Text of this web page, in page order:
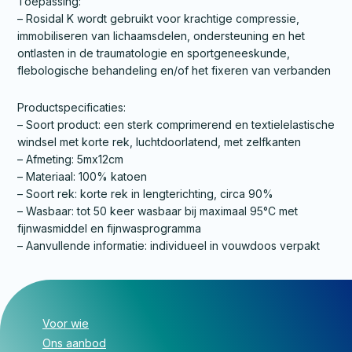
– Rosidal K wordt gebruikt voor krachtige compressie,
immobiliseren van lichaamsdelen, ondersteuning en het
ontlasten in de traumatologie en sportgeneeskunde,
flebologische behandeling en/of het fixeren van verbanden
Productspecificaties:
– Soort product: een sterk comprimerend en textielelastische
windsel met korte rek, luchtdoorlatend, met zelfkanten
– Afmeting: 5mx12cm
– Materiaal: 100% katoen
– Soort rek: korte rek in lengterichting, circa 90%
– Wasbaar: tot 50 keer wasbaar bij maximaal 95°C met
fijnwasmiddel en fijnwasprogramma
– Aanvullende informatie: individueel in vouwdoos verpakt
Voor wie
Ons aanbod